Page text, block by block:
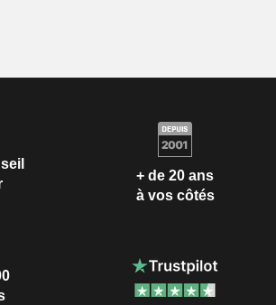
+ de 20 ans
à vos côtés